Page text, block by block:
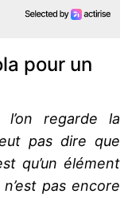
pour un
regarde la
pas dire que
qu’un élément
pas encore